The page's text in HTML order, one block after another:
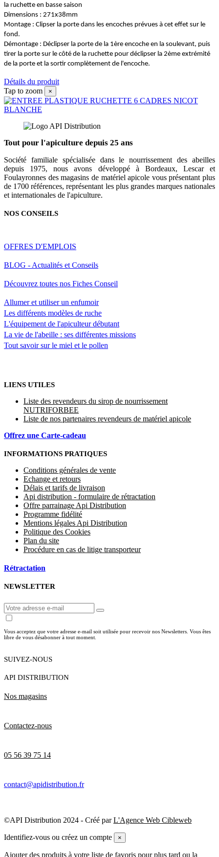
la ruchette en basse saison
Dimensions : 271x38mm
Montage : Clipser la porte dans les encoches prévues à cet effet sur le
fond.
Démontage : Déclipser la porte de la 1ère encoche en la soulevant, puis
tirer la porte sur le côté de la ruchette pour déclipser la 2ème extrémité
de la porte et la sortir complètement de l'encoche.
Détails du produit
Tap to zoom
×
Tout pour l'apiculture depuis 25 ans
Société familiale spécialisée dans le nourrissement des abeilles
depuis 1975, nous avons développé à Bordeaux, Lescar et
Foulayronnes des magasins de matériel apicole vous présentant plus
de 1700 références, représentant les plus grandes marques nationales
et internationales de l'apiculture.
NOS CONSEILS
OFFRES D'EMPLOIS
BLOG - Actualités et Conseils
Découvrez toutes nos Fiches Conseil
Allumer et utiliser un enfumoir
Les différents modèles de ruche
L'équipement de l'apiculteur débutant
La vie de l'abeille : ses différentes missions
Tout savoir sur le miel et le pollen
LIENS UTILES
Liste des revendeurs du sirop de nourrissement
NUTRIFORBEE
Liste de nos partenaires revendeurs de matériel apicole
Offrez une Carte-cadeau
INFORMATIONS PRATIQUES
Conditions générales de vente
Echange et retours
Délais et tarifs de livraison
Api distribution - formulaire de rétractation
Offre parrainage Api Distribution
Programme fidélité
Mentions légales Api Distribution
Politique des Cookies
Plan du site
Procédure en cas de litige transporteur
Rétractation
NEWSLETTER
Vous acceptez que votre adresse e-mail soit utilisée pour recevoir nos Newsletters. Vous êtes
libre de vous désabonner à tout moment.
SUIVEZ-NOUS
API DISTRIBUTION
Nos magasins
Contactez-nous
05 56 39 75 14
contact@apidistribution.fr
©API Distribution 2024 - Créé parL'Agence Web Cibleweb
Identifiez-vous ou créez un compte ×
Ajouter des produits à votre liste de favoris pour plus tard ou la